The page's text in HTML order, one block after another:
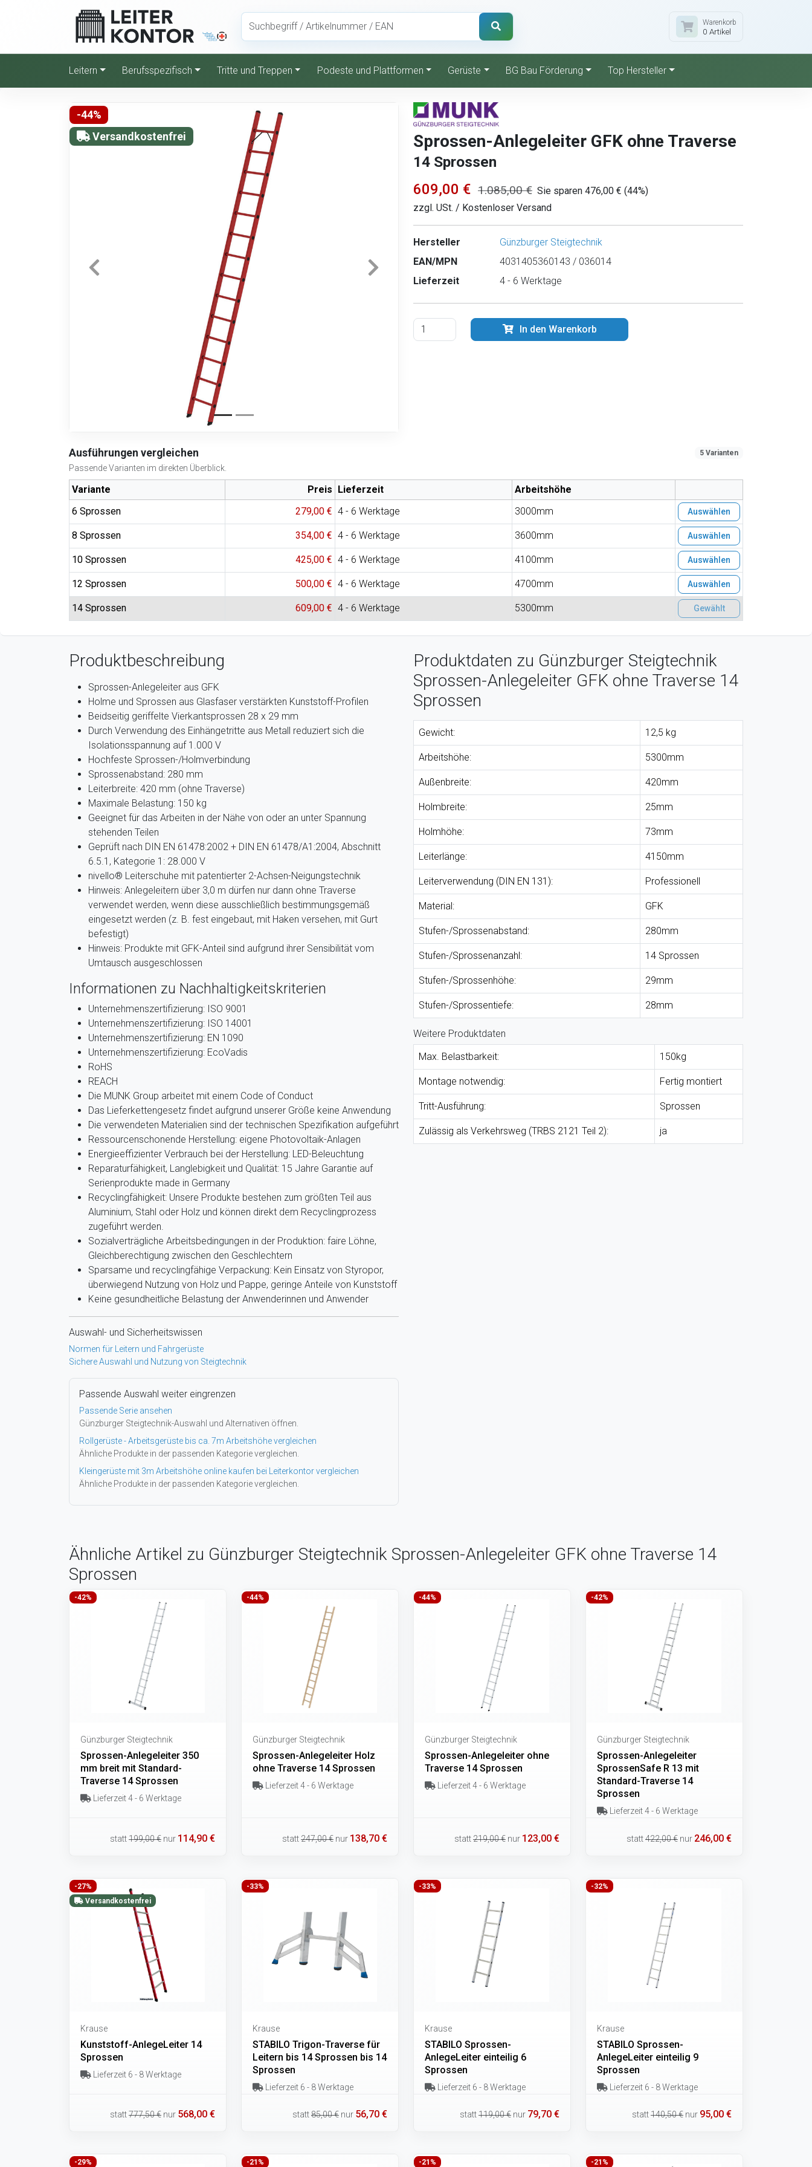
Warenkorb
0 Artikel
Leitern Berufsspezifisch Tritte und Treppen Podeste und Plattformen Gerüste BG Bau Förderung Top Hersteller
-44%
Versandkostenfrei
Sprossen-Anlegeleiter GFK ohne Traverse
14 Sprossen
609,00 € 1.085,00 € Sie sparen 476,00 € (44%)
zzgl. USt. / Kostenloser Versand
Hersteller
Günzburger Steigtechnik
EAN/MPN
4031405360143 / 036014
Lieferzeit
4 - 6 Werktage
In den Warenkorb
Ausführungen vergleichen
Passende Varianten im direkten Überblick.
5 Varianten
Variante Preis Lieferzeit
Arbeitshöhe
6 Sprossen
279,00 € 4 - 6 Werktage 3000mm Auswählen
8 Sprossen 354,00 € 4 - 6 Werktage 3600mm Auswählen
10 Sprossen 425,00 € 4 - 6 Werktage 4100mm Auswählen
12 Sprossen 500,00 € 4 - 6 Werktage 4700mm Auswählen
14 Sprossen 609,00 € 4 - 6 Werktage 5300mm Gewählt
Produktbeschreibung
Sprossen-Anlegeleiter aus GFK
Holme und Sprossen aus Glasfaser verstärkten Kunststoff-Profilen
Beidseitig geriffelte Vierkantsprossen 28 x 29 mm
Durch Verwendung des Einhängetritte aus Metall reduziert sich die
Isolationsspannung auf 1.000 V
Hochfeste Sprossen-/Holmverbindung
Sprossenabstand: 280 mm
Leiterbreite: 420 mm (ohne Traverse)
Maximale Belastung: 150 kg
Geeignet für das Arbeiten in der Nähe von oder an unter Spannung
stehenden Teilen
Geprüft nach DIN EN 61478:2002 + DIN EN 61478/A1:2004, Abschnitt
6.5.1, Kategorie 1: 28.000 V
nivello® Leiterschuhe mit patentierter 2-Achsen-Neigungstechnik
Hinweis: Anlegeleitern über 3,0 m dürfen nur dann ohne Traverse
verwendet werden, wenn diese ausschließlich bestimmungsgemäß
eingesetzt werden (z. B. fest eingebaut, mit Haken versehen, mit Gurt
befestigt)
Hinweis: Produkte mit GFK-Anteil sind aufgrund ihrer Sensibilität vom
Umtausch ausgeschlossen
Informationen zu Nachhaltigkeitskriterien
Unternehmenszertifizierung: ISO 9001
Unternehmenszertifizierung: ISO 14001
Unternehmenszertifizierung: EN 1090
Unternehmenszertifizierung: EcoVadis
RoHS
REACH
Die MUNK Group arbeitet mit einem Code of Conduct
Das Lieferkettengesetz findet aufgrund unserer Größe keine Anwendung
Die verwendeten Materialien sind der technischen Spezifikation aufgeführt
Ressourcenschonende Herstellung: eigene Photovoltaik-Anlagen
Energieeffizienter Verbrauch bei der Herstellung: LED-Beleuchtung
Reparaturfähigkeit, Langlebigkeit und Qualität: 15 Jahre Garantie auf
Serienprodukte made in Germany
Recyclingfähigkeit: Unsere Produkte bestehen zum größten Teil aus
Aluminium, Stahl oder Holz und können direkt dem Recyclingprozess
zugeführt werden.
Sozialverträgliche Arbeitsbedingungen in der Produktion: faire Löhne,
Gleichberechtigung zwischen den Geschlechtern
Sparsame und recyclingfähige Verpackung: Kein Einsatz von Styropor,
überwiegend Nutzung von Holz und Pappe, geringe Anteile von Kunststoff
Keine gesundheitliche Belastung der Anwenderinnen und Anwender
Auswahl- und Sicherheitswissen
Normen für Leitern und Fahrgerüste
Sichere Auswahl und Nutzung von Steigtechnik
Passende Auswahl weiter eingrenzen
Passende Serie ansehen
Günzburger Steigtechnik-Auswahl und Alternativen öffnen.
Rollgerüste - Arbeitsgerüste bis ca. 7m Arbeitshöhe vergleichen
Ähnliche Produkte in der passenden Kategorie vergleichen.
Kleingerüste mit 3m Arbeitshöhe online kaufen bei Leiterkontor vergleichen
Ähnliche Produkte in der passenden Kategorie vergleichen.
Produktdaten zu Günzburger Steigtechnik
Sprossen-Anlegeleiter GFK ohne Traverse 14
Sprossen
Gewicht: 12,5 kg
Arbeitshöhe: 5300mm
Außenbreite: 420mm
Holmbreite: 25mm
Holmhöhe: 73mm
Leiterlänge: 4150mm
Leiterverwendung (DIN EN 131): Professionell
Material: GFK
Stufen-/Sprossenabstand: 280mm
Stufen-/Sprossenanzahl: 14 Sprossen
Stufen-/Sprossenhöhe: 29mm
Stufen-/Sprossentiefe: 28mm
Weitere Produktdaten
Max. Belastbarkeit:
150kg
Montage notwendig: Fertig montiert
Tritt-Ausführung: Sprossen
Zulässig als Verkehrsweg (TRBS 2121 Teil 2): ja
Ähnliche Artikel zu Günzburger Steigtechnik Sprossen-Anlegeleiter GFK ohne Traverse 14
Sprossen
-42%
Günzburger Steigtechnik
Sprossen-Anlegeleiter 350
mm breit mit Standard-
Traverse 14 Sprossen
Lieferzeit 4 - 6 Werktage
statt199,00 € nur 114,90 €
-44%
Günzburger Steigtechnik
Sprossen-Anlegeleiter Holz
ohne Traverse 14 Sprossen
Lieferzeit 4 - 6 Werktage
statt247,00 € nur 138,70 €
-44%
Günzburger Steigtechnik
Sprossen-Anlegeleiter ohne
Traverse 14 Sprossen
Lieferzeit 4 - 6 Werktage
statt219,00 € nur 123,00 €
-42%
Günzburger Steigtechnik
Sprossen-Anlegeleiter
SprossenSafe R 13 mit
Standard-Traverse 14
Sprossen
Lieferzeit 4 - 6 Werktage
statt422,00 € nur 246,00 €
-27%
Versandkostenfrei
Krause
Kunststoff-AnlegeLeiter 14
Sprossen
Lieferzeit 6 - 8 Werktage
statt777,50 € nur 568,00 €
-33%
Krause
STABILO Trigon-Traverse für
Leitern bis 14 Sprossen bis 14
Sprossen
Lieferzeit 6 - 8 Werktage
statt85,00 € nur 56,70 €
-33%
Krause
STABILO Sprossen-
AnlegeLeiter einteilig 6
Sprossen
Lieferzeit 6 - 8 Werktage
statt119,00 € nur 79,70 €
-32%
Krause
STABILO Sprossen-
AnlegeLeiter einteilig 9
Sprossen
Lieferzeit 6 - 8 Werktage
statt140,50 € nur 95,00 €
-29% -21% -21% -21%